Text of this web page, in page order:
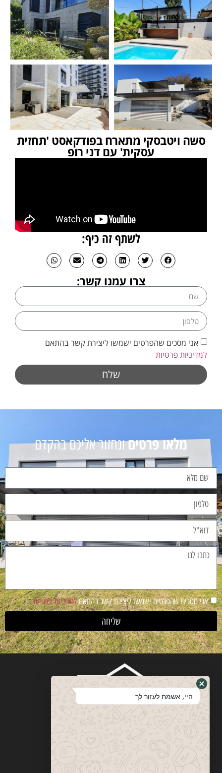
סשה ויטבסקי מתארח בפודקאסט 'תחזית
עסקית' עם דני רופ
לשתף זה כיף:
צרו עמנו קשר:
אני מסכים שהפרטים ישמשו ליצירת קשר בהתאם
למדיניות פרטיות
שלח
מלאו פרטיםונחזור אליכם בהקדם
אני מסכים שהפרטים ישמשו ליצירת קשר בהתאםלמדיניות פרטיות
שליחה
היי, אשמח לעזור לך